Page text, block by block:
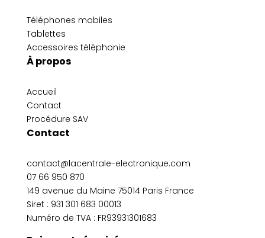
Téléphones mobiles
Tablettes
Accessoires téléphonie
À propos
Accueil
Contact
Procédure SAV
Contact
contact@lacentrale-electronique.com
07 66 950 870
149 avenue du Maine 75014 Paris France
Siret : 931 301 683 00013
Numéro de TVA : FR93931301683